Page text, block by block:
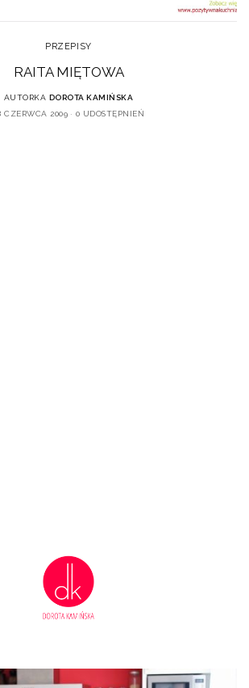
PRZEPISY
RAITA MIĘTOWA
AUTORKA DOROTA KAMIŃSKA
CZERWCA 2009
0 UDOSTĘPNIEŃ